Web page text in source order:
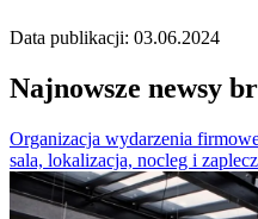
Data publikacji: 03.06.2024
Najnowsze newsy
Organizacja wydarzenia
sala, lokalizacja, nocleg i